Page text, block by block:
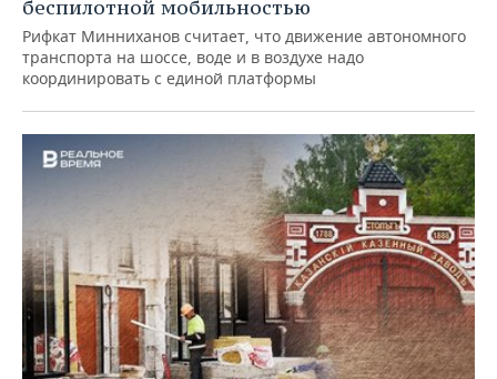
беспилотной мобильностью
Рифкат Минниханов считает, что движение автономного
транспорта на шоссе, воде и в воздухе надо
координировать с единой платформы